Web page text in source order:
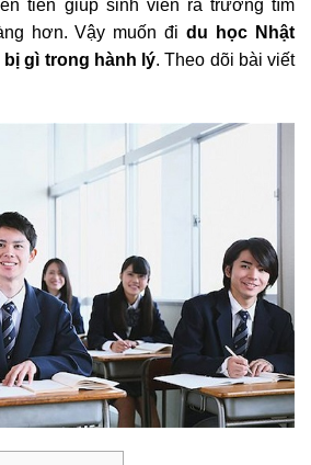
tiến giúp sinh viên ra trường tìm
hơn. Vậy muốn đidu học Nhật
bị gì trong hành lý. Theo dõi bài viết